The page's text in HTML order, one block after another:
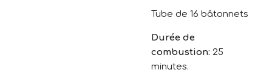
Tube de 16 bâtonnets
Durée de
combustion: 25
minutes.